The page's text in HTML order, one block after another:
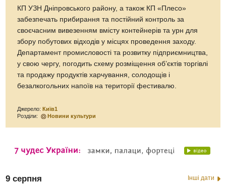
КП УЗН Дніпровського району, а також КП «Плесо»
забезпечать прибирання та постійний контроль за
своєчасним вивезенням вмісту контейнерів та урн для
збору побутових відходів у місцях проведення заходу.
Департамент промисловості та розвитку підприємництва,
у свою чергу, погодить схему розміщення об’єктів торгівлі
та продажу продуктів харчування, солодощів і
безалкогольних напоїв на території фестивалю.
Джерело:Київ1
Розділи:
Новини культури
9 серпня Інші дати